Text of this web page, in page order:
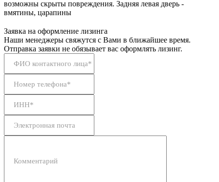
возможны скрыты повреждения. Задняя левая дверь -
вмятины, царапины
Заявка на оформление лизинга
Наши менеджеры свяжутся с Вами в ближайшее время.
Отправка заявки не обязывает вас оформлять лизинг.
ФИО контактного лица*
Номер телефона*
ИНН*
Электронная почта
Комментарий